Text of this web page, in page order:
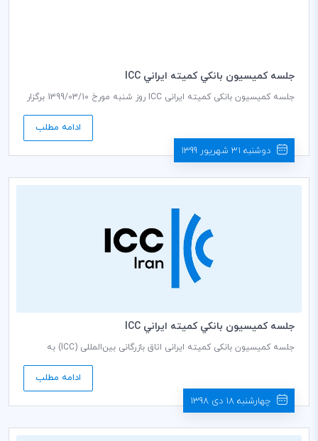
جلسه كميسيون بانكي كميته ايراني ICC
جلسه کمیسیون بانکی کمیته ایرانی ICC روز شنبه مورخ 1399/03/10 برگزار
ادامه مطلب
دوشنبه 31 شهریور 1399
جلسه كميسيون بانكي كميته ايراني ICC
جلسه کمیسیون بانکی کمیته ایرانی اتاق بازرگانی بین‌المللی (ICC) به
10:00 صبح در سالن جلسات طبقه هشتم اتاق بازرگانی، صنایع، معادن و
ادامه مطلب
چهارشنبه 18 دی 1398